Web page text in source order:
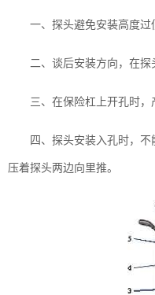
一、探头避免安装高度过
二、谈后安装方向，在探
三、在保险杠上开孔时，
四、探头安装入孔时，
压着探头两边向里推。